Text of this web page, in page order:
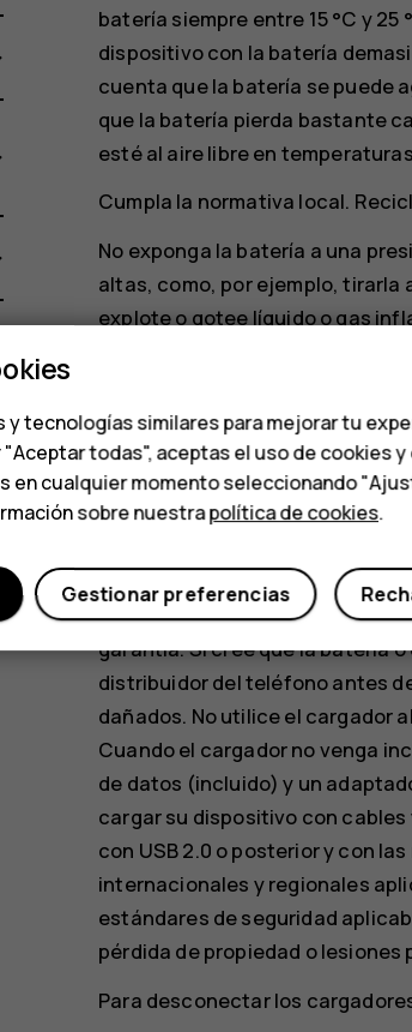
batería siempre entre 15 °C y 25
dispositivo con la batería
cuenta que la batería se puede
que la batería pierda bastante
esté al aire libre en
Cumpla la normativa local.
No exponga la batería a una
altas, como, por ejemplo, tirarla
explote o gotee líquido o gas
No desmonte, corte, aplaste,
pérdidas en la batería, evite
ya se ha producido, limpie
No modifique ni intente
al agua u otros líquidos. Las
Utilice la batería y el cargador
utilización de baterías o
incendios, explosiones u otros
garantía. Si cree que la batería
distribuidor del teléfono antes
dañados. No utilice el cargador
Cuando el cargador no venga
de datos (incluido) y un
cargar su dispositivo con
con USB 2.0 o posterior y con
internacionales y regionales
estándares de seguridad
pérdida de propiedad o lesiones
Para desconectar los
tecnologías similares para mejorar tu
"Aceptar todas", aceptas el uso de cookies
en cualquier momento seleccionando
sobre nuestrapolítica de cookies.
Gestionar preferencias